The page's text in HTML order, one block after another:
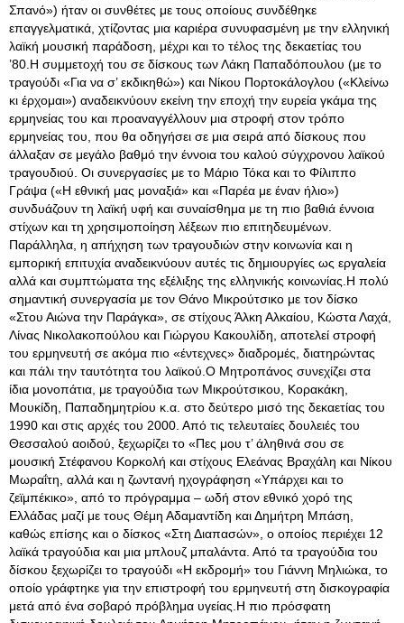
Σπανό») ήταν οι συνθέτες με τους οποίους συνδέθηκε
επαγγελματικά, χτίζοντας μια καριέρα συνυφασμένη με την ελληνική
λαϊκή μουσική παράδοση, μέχρι και το τέλος της δεκαετίας του
’80.Η συμμετοχή του σε δίσκους των Λάκη Παπαδόπουλου (με το
τραγούδι «Για να σ’ εκδικηθώ») και Νίκου Πορτοκάλογλου («Κλείνω
κι έρχομαι») αναδεικνύουν εκείνη την εποχή την ευρεία γκάμα της
ερμηνείας του και προαναγγέλλουν μια στροφή στον τρόπο
ερμηνείας του, που θα οδηγήσει σε μια σειρά από δίσκους που
άλλαξαν σε μεγάλο βαθμό την έννοια του καλού σύγχρονου λαϊκού
τραγουδιού. Οι συνεργασίες με το Μάριο Τόκα και το Φίλιππο
Γράψα («Η εθνική μας μοναξιά» και «Παρέα με έναν ήλιο»)
συνδυάζουν τη λαϊκή υφή και συναίσθημα με τη πιο βαθιά έννοια
στίχων και τη χρησιμοποίηση λέξεων πιο επιτηδευμένων.
Παράλληλα, η απήχηση των τραγουδιών στην κοινωνία και η
εμπορική επιτυχία αναδεικνύουν αυτές τις δημιουργίες ως εργαλεία
αλλά και συμπτώματα της εξέλιξης της ελληνικής κοινωνίας.Η πολύ
σημαντική συνεργασία με τον Θάνο Μικρούτσικο με τον δίσκο
«Στου Αιώνα την Παράγκα», σε στίχους Άλκη Αλκαίου, Κώστα Λαχά,
Λίνας Νικολακοπούλου και Γιώργου Κακουλίδη, αποτελεί στροφή
του ερμηνευτή σε ακόμα πιο «έντεχνες» διαδρομές, διατηρώντας
και πάλι την ταυτότητα του λαϊκού.Ο Μητροπάνος συνεχίζει στα
ίδια μονοπάτια, με τραγούδια των Μικρούτσικου, Κορακάκη,
Μουκίδη, Παπαδημητρίου κ.α. στο δεύτερο μισό της δεκαετίας του
1990 και στις αρχές του 2000. Από τις τελευταίες δουλειές του
Θεσσαλού αοιδού, ξεχωρίζει το «Πες μου τ’ άληθινά σου σε
μουσική Στέφανου Κορκολή και στίχους Ελεάνας Βραχάλη και Νίκου
Μωραΐτη, αλλά και η ζωντανή ηχογράφηση «Υπάρχει και το
ζεϊμπέκικο», από το πρόγραμμα – ωδή στον εθνικό χορό της
Ελλάδας μαζί με τους Θέμη Αδαμαντίδη και Δημήτρη Μπάση,
καθώς επίσης και ο δίσκος «Στη Διαπασών», ο οποίος περιέχει 12
λαϊκά τραγούδια και μια μπλουζ μπαλάντα. Από τα τραγούδια του
δίσκου ξεχωρίζει το τραγούδι «Η εκδρομή» του Γιάννη Μηλιώκα, το
οποίο γράφτηκε για την επιστροφή του ερμηνευτή στη δισκογραφία
μετά από ένα σοβαρό πρόβλημα υγείας.Η πιο πρόσφατη